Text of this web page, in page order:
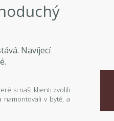
Navíjecí
si naši klienti zvolili
v bytě, a